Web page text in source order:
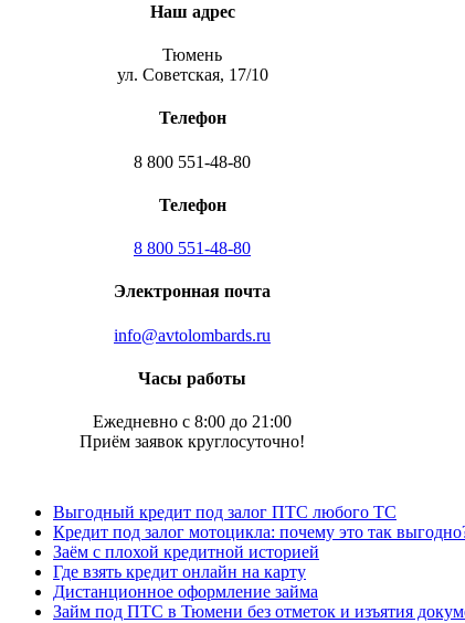
Наш адрес
Тюмень
ул. Советская, 17/10
Телефон
8 800 551-48-80
Телефон
8 800 551-48-80
Электронная почта
info@avtolombards.ru
Часы работы
Ежедневно с 8:00 до 21:00
Приём заявок круглосуточно!
Выгодный кредит под залог ПТС любого ТС
Кредит под залог мотоцикла: почему это так
Заём с плохой кредитной историей
Где взять кредит онлайн на карту
Дистанционное оформление займа
Займ под ПТС в Тюмени без отметок и изъятия